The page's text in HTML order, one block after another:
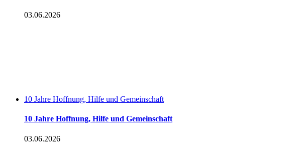
03.06.2026
10 Jahre Hoffnung, Hilfe und Gemeinschaft
10 Jahre Hoffnung, Hilfe und Gemeinschaft
03.06.2026